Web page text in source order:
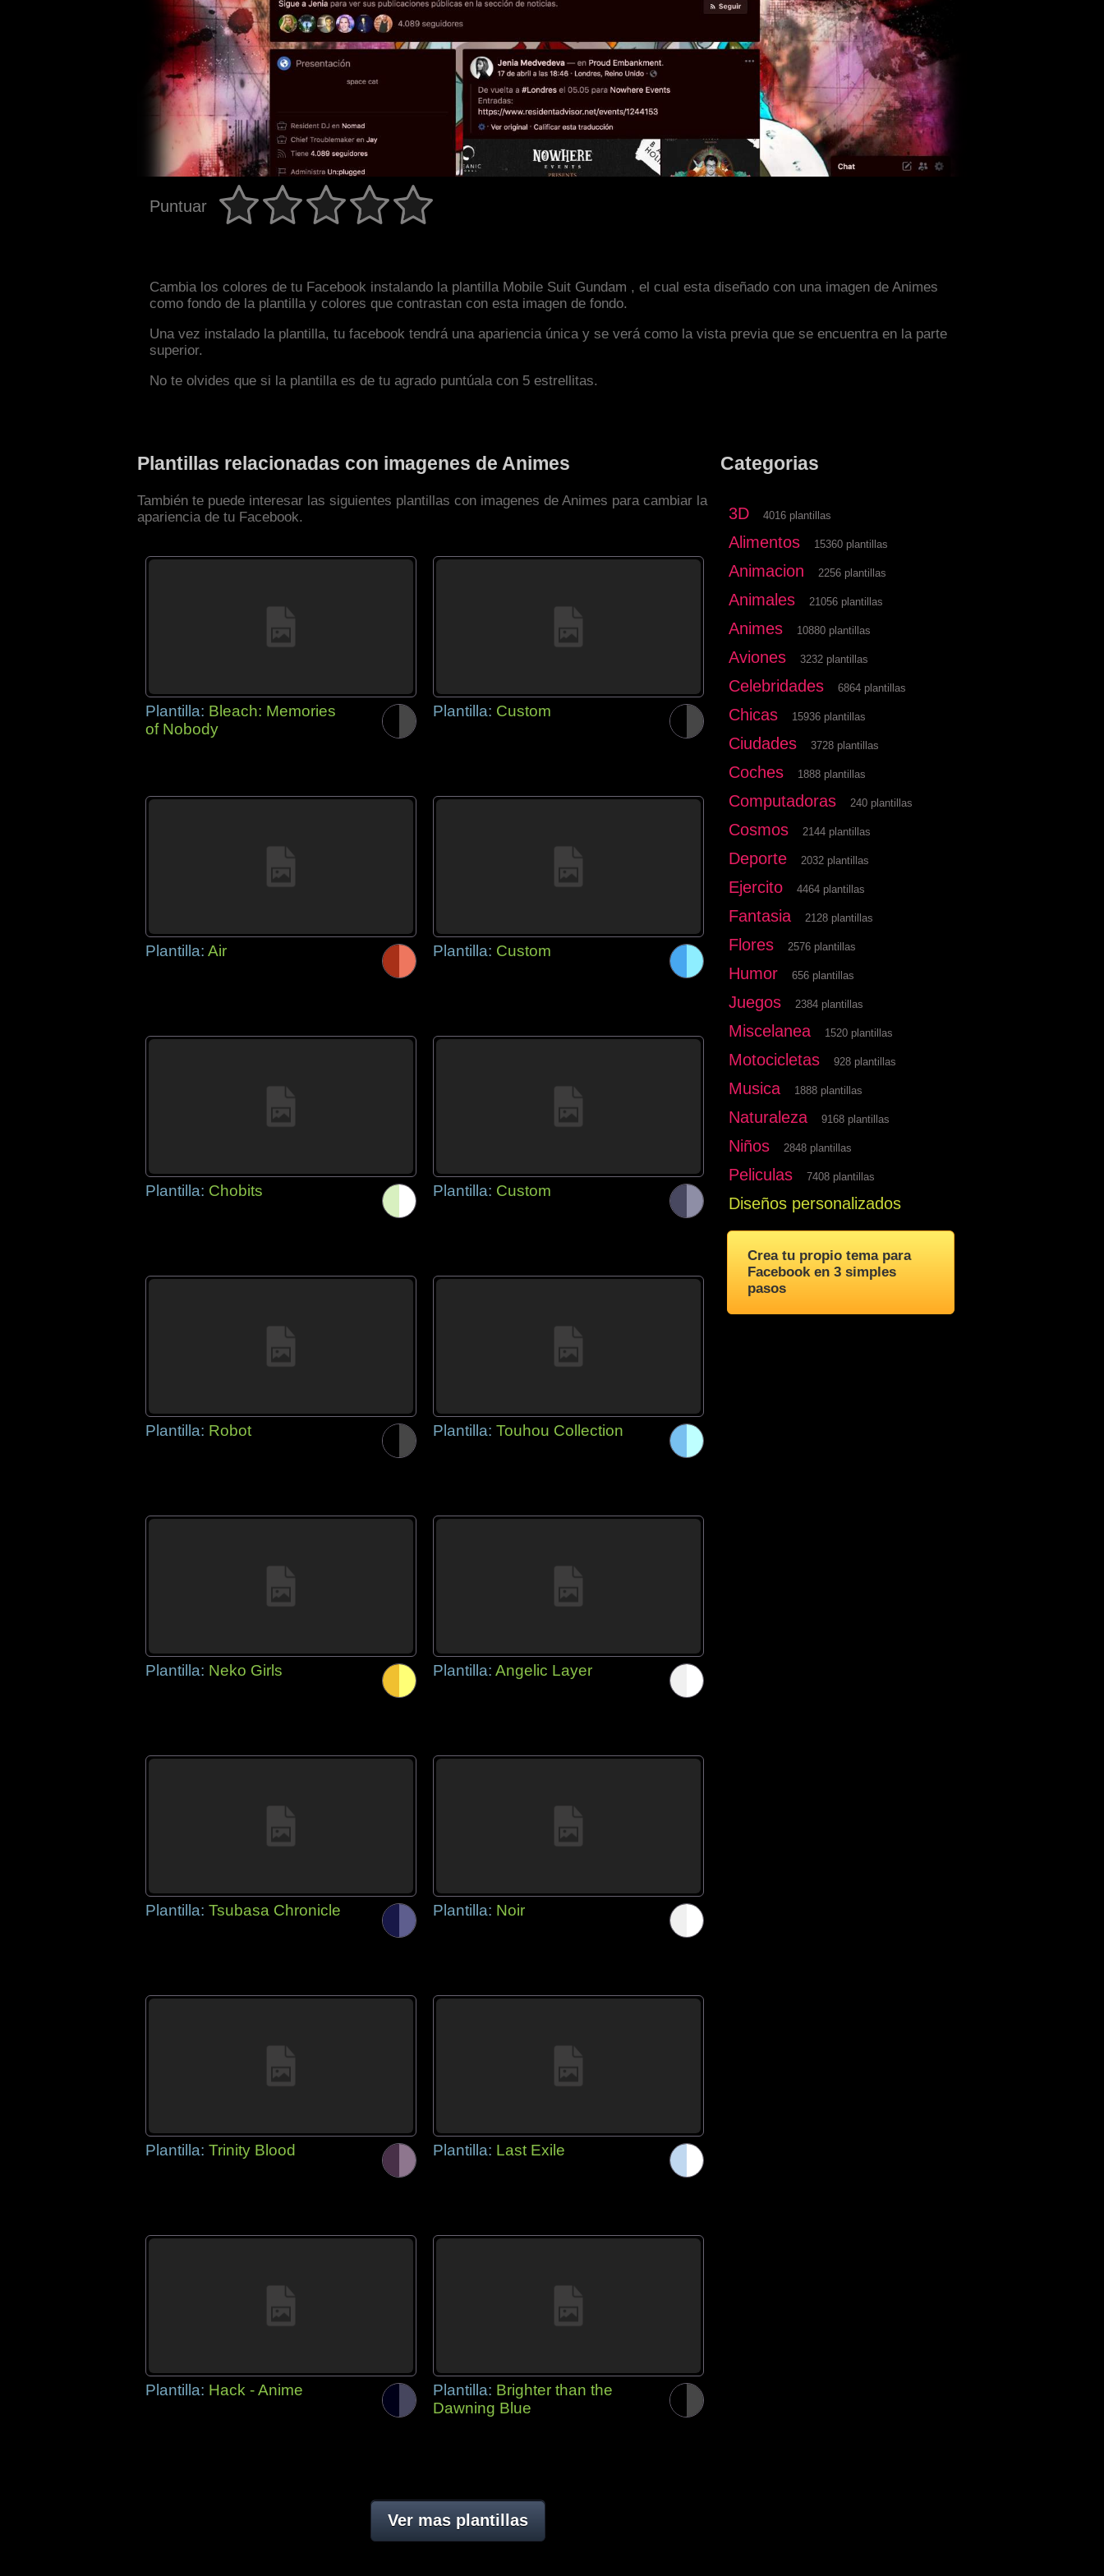
Puntuar
Cambia los colores de tu Facebook instalando la plantilla Mobile Suit Gundam , el cual esta diseñado con una imagen de Animes
como fondo de la plantilla y colores que contrastan con esta imagen de fondo.
Una vez instalado la plantilla, tu facebook tendrá una apariencia única y se verá como la vista previa que se encuentra en la parte
superior.
No te olvides que si la plantilla es de tu agrado puntúala con 5 estrellitas.
Plantillas relacionadas con imagenes de Animes
También te puede interesar las siguientes plantillas con imagenes de Animes para cambiar la
apariencia de tu Facebook.
Plantilla: Bleach: Memories
of Nobody
Plantilla: Custom
Plantilla: Air Plantilla: Custom
Plantilla: Chobits Plantilla: Custom
Plantilla: Robot Plantilla: Touhou Collection
Plantilla: Neko Girls Plantilla: Angelic Layer
Plantilla: Tsubasa Chronicle Plantilla: Noir
Plantilla: Trinity Blood Plantilla: Last Exile
Plantilla: Hack - Anime Plantilla: Brighter than the
Dawning Blue
Ver mas plantillas
Categorias
3D 4016 plantillas
Alimentos 15360 plantillas
Animacion 2256 plantillas
Animales 21056 plantillas
Animes 10880 plantillas
Aviones 3232 plantillas
Celebridades 6864 plantillas
Chicas 15936 plantillas
Ciudades 3728 plantillas
Coches 1888 plantillas
Computadoras 240 plantillas
Cosmos 2144 plantillas
Deporte 2032 plantillas
Ejercito 4464 plantillas
Fantasia 2128 plantillas
Flores 2576 plantillas
Humor 656 plantillas
Juegos 2384 plantillas
Miscelanea 1520 plantillas
Motocicletas 928 plantillas
Musica 1888 plantillas
Naturaleza 9168 plantillas
Niños 2848 plantillas
Peliculas 7408 plantillas
Diseños personalizados
Crea tu propio tema para
Facebook en 3 simples
pasos